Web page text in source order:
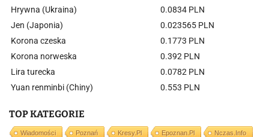
Hrywna (Ukraina)
0.0834 PLN
Jen (Japonia)
0.023565 PLN
Korona czeska
0.1773 PLN
Korona norweska
0.392 PLN
Lira turecka
0.0782 PLN
Yuan renminbi (Chiny)
0.553 PLN
TOP KATEGORIE
Wiadomości Poznań Kresy.pl Epoznan.pl Nczas.info